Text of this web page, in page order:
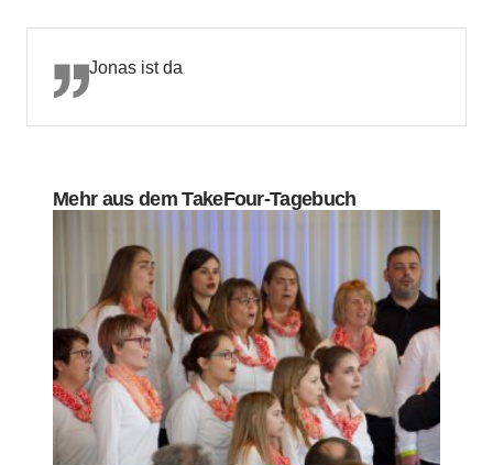
Jonas ist da
Mehr aus dem TakeFour-Tagebuch